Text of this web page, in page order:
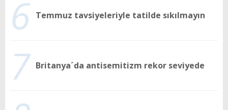
6 Temmuz tavsiyeleriyle tatilde sıkılmayın
7 Britanya´da antisemitizm rekor seviyede